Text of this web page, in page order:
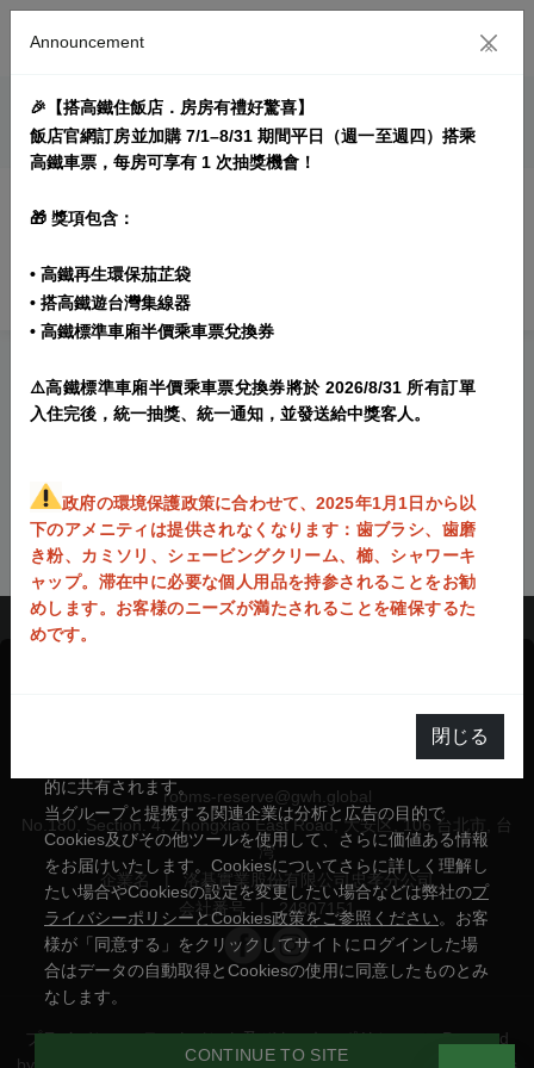
予約クエリ
会員ではありません。予約クエリ
rooms-reserve@gwh.global
No.180, Section. 4, Zhongxiao East Road, 大安区, 106 台北市, 台
湾
企業名
|
洛碁實業股份有限公司忠孝分公司
会社番号
24807151
プライバシーステートメント及びクッキーポリシー |
Powered
by
YOTOR Information Technology Co.,Ltd© 2014-2026 All Rights
Announcement ×
🎉【搭高鐵住飯店．房房有禮好驚喜】
飯店官網訂房並加購 7/1–8/31 期間平日（週一至週四）搭乘
高鐵車票，每房可享有 1 次抽獎機會！
🎁 獎項包含：
• 高鐵再生環保茄芷袋
• 搭高鐵遊台灣集線器
• 高鐵標準車廂半價乘車票兌換券
⚠️高鐵標準車廂半價乘車票兌換券將於 2026/8/31 所有訂單
入住完後，統一抽獎、統一通知，並發送給中獎客人。
政府の環境保護政策に合わせて、2025年1月1日から以
下のアメニティは提供されなくなります：歯ブラシ、歯磨
き粉、カミソリ、シェービングクリーム、櫛、シャワーキ
ャップ。滞在中に必要な個人用品を持参されることをお勧
めします。お客様のニーズが満たされることを確保するた
めです。
閉じる
予約をした際など、システムサービスにおいて当グループ
と提携する関連企業との間で、お客様の個人データが自動
的に共有されます。
当グループと提携する関連企業は分析と広告の目的で
Cookies及びその他ツールを使用して、さらに価値ある情報
をお届けいたします。Cookiesについてさらに詳しく理解し
たい場合やCookiesの設定を変更したい場合などは弊社のプ
ライバシーポリシーとCookies政策をご参照ください。お客
様が「同意する」をクリックしてサイトにログインした場
合はデータの自動取得とCookiesの使用に同意したものとみ
なします。
CONTINUE TO SITE